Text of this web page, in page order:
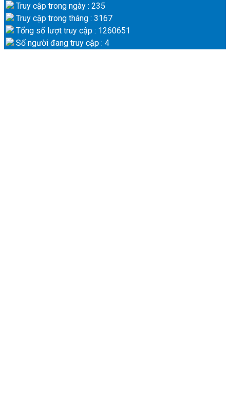
Truy cập trong ngày : 235
Truy cập trong tháng : 3167
Tổng số lượt truy cập : 1260651
Số người đang truy cập : 4